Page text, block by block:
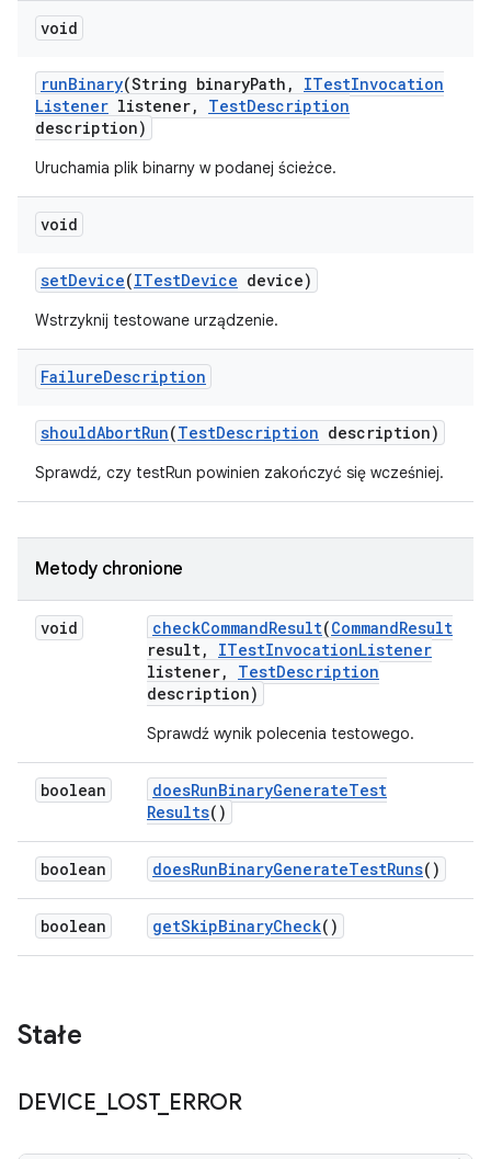
void
runBinary(String binaryPath , ITestInvocation
Listener listener, TestDescription
description)
Uruchamia plik binarny w podanej ścieżce.
void
setDevice(ITestDevice device)
Wstrzyknij testowane urządzenie.
FailureDescription
shouldAbortRun(TestDescription description)
Sprawdź, czy testRun powinien zakończyć się wcześniej.
Metody chronione
void checkCommandResult(CommandResult
result, ITestInvocationListener
listener, TestDescription
description)
Sprawdź wynik polecenia testowego.
boolean doesRunBinaryGenerateTest
Results()
boolean doesRunBinaryGenerateTestRuns()
boolean getSkipBinaryCheck()
Stałe
DEVICE LOST_ ERROR